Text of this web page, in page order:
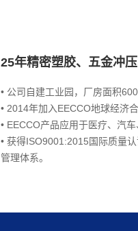
25年精密塑胶、五金冲
• 公司自建工业园，厂房面积
• 2014年加入EECCO地球经济
• EECCO产品应用于医疗、汽车
• 获得ISO9001:2015国际质量
管理体系。